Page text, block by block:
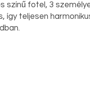
színű fotel, 3
így teljesen